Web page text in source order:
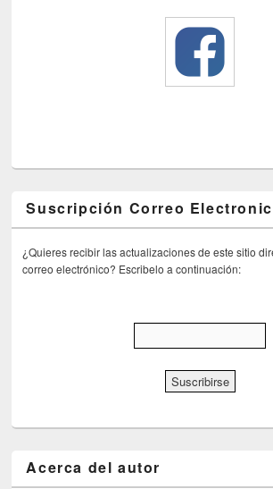
Suscripción Correo
¿Quieres recibir las actualizaciones de este sitio
correo electrónico? Escribelo a continuación:
Acerca del autor